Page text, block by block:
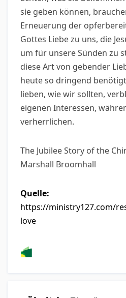
sie geben können,
Erneuerung der
Gottes Liebe zu uns, die
um für unsere Sünden zu
diese Art von gebender
heute so dringend
lieben, wie wir sollten,
eigenen Interessen,
verherrlichen.
The Jubilee Story of the
Marshall Broomhall
Quelle:
https://ministry127.com/
love